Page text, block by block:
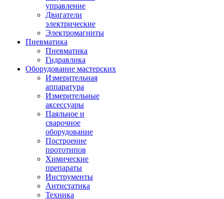
управление
Двигатели
электрические
Электромагниты
Пневматика
Пневматика
Гидравлика
Оборудование мастерских
Измерительная
аппаратура
Измерительные
аксессуары
Паяльное и
сварочное
оборудование
Построение
прототипов
Химические
препараты
Инструменты
Aнтистатика
Техника